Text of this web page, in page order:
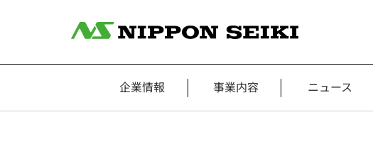
企業情報 事業内容 ニュース